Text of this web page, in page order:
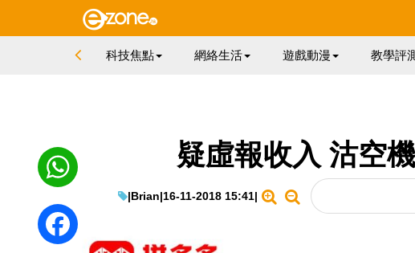
科技焦點 網絡生活 遊戲動漫 教學評
疑虛報收入 沽空
|Brian|16-11-2018 15:41|
WhatsApp